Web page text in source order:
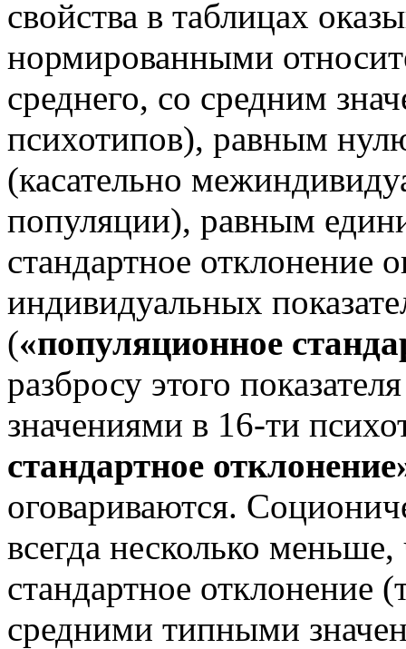
свойства в таблицах
нормированными
среднего, со средним
психотипов), равным
(касательно
популяции), равным
стандартное отклонение
индивидуальных
(«популяционное
разбросу этого
значениями в 16-ти
стандартное
оговариваются.
всегда несколько
стандартное отклонение
средними типными